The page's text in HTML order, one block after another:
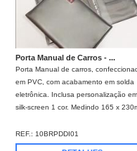
Porta Manual de Carros - ...
Porta Manual de carros,
em PVC, com acabamento em solda
eletrônica. Inclusa personalização em
silk-screen 1 cor. Medindo 165 x
REF.: 10BRPDDI01